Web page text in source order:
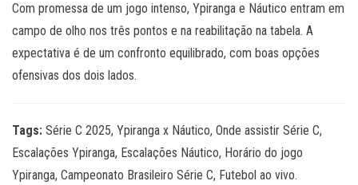
Com promessa de um jogo intenso, Ypiranga e Náutico entram em
campo de olho nos três pontos e na reabilitação na tabela. A
expectativa é de um confronto equilibrado, com boas opções
ofensivas dos dois lados.
Tags: Série C 2025, Ypiranga x Náutico, Onde assistir Série C,
Escalações Ypiranga, Escalações Náutico, Horário do jogo
Ypiranga, Campeonato Brasileiro Série C, Futebol ao vivo.